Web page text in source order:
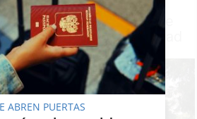
comenzó a lanzar
y el guarda que se
a temer por su integridad
ABREN PUERTAS